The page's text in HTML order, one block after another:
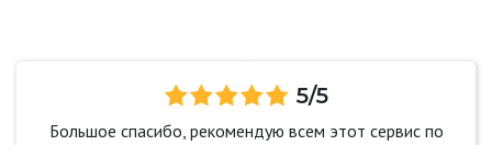
5/5
Большое спасибо, рекомендую всем этот сервис по